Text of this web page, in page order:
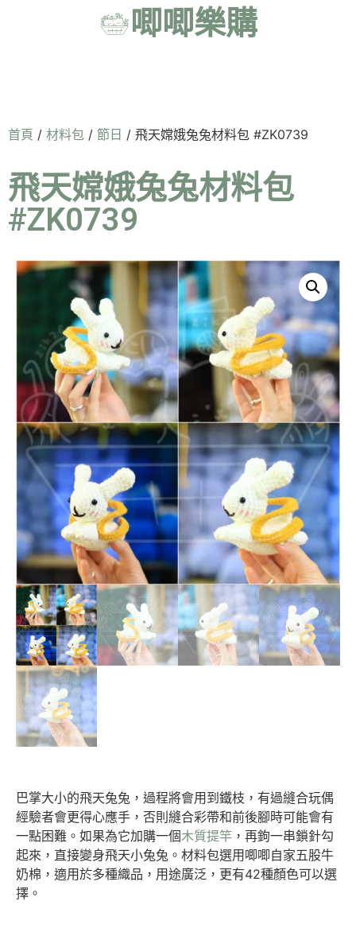
唧唧樂購
首頁 / 材料包 / 節日 / 飛天嫦娥兔兔材料包 #ZK0739
飛天嫦娥兔兔材料包
#ZK0739
巴掌大小的飛天兔兔，過程將會用到鐵枝，有過縫合玩偶
經驗者會更得心應手，否則縫合彩帶和前後腳時可能會有
一點困難。如果為它加購一個木質提竿 ，再鉤一串鎖針勾
起來，直接變身飛天小兔兔。材料包選用唧唧自家五股牛
奶棉，適用於多種織品，用途廣泛，更有42種顏色可以選
擇。